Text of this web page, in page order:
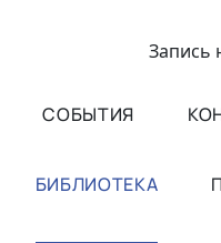
Запись
СОБЫТИЯ
БИБЛИОТЕКА